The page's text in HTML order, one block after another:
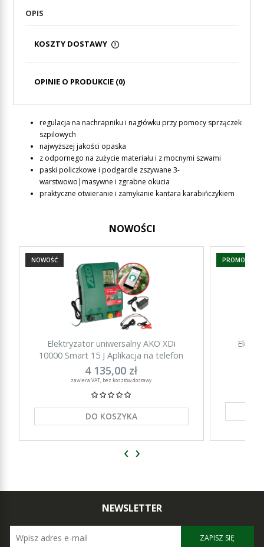
OPIS
KOSZTY DOSTAWY
PŁATNOŚCI
OPINIE O PRODUKCIE (0)
regulacja na nachrapniku i nagłówku przy pomocy sprzączek
szpilowych
najwyższej jakości opaska
z odpornego na zużycie materiału i z mocnymi szwami
paski policzkowe i podgardle zszywane 3-
warstwowo|masywne i zgrabne okucia
praktyczne otwieranie i zamykanie kantara karabińczykiem
NOWOŚCI
Elektryzator uniwersalny AKO XDi
10000 Smart 15 J Aplikacja na telefon
4 135,00 zł
zawiera VAT, bez kosztów dostawy
DO KOSZYKA
NOWOŚĆ PROMOCJA
‹ ›
NEWSLETTER
ZAPISZ SIĘ